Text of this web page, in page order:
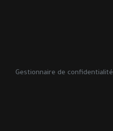
Gestionnaire de confidentialité